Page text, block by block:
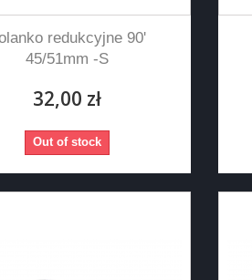
redukcyjne 90'
45/51mm -S
32,00 zł
Out of stock